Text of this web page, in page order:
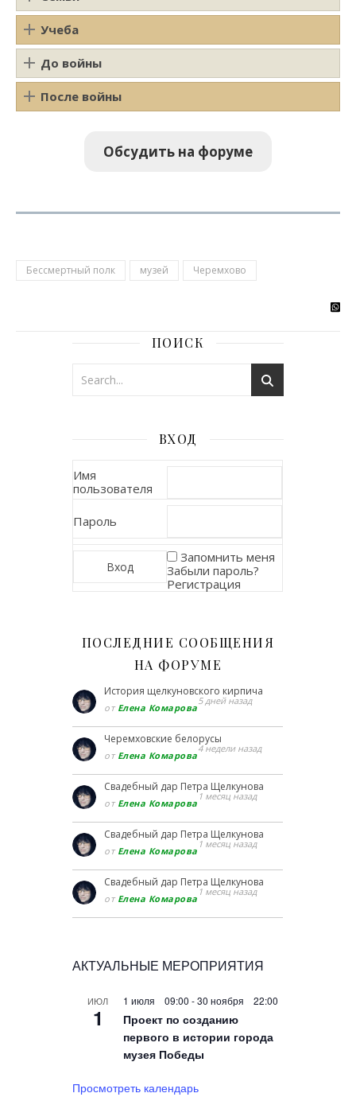
Учеба
До войны
После войны
Обсудить на форуме
Бессмертный полк музей Черемхово
ПОИСК
ВХОД
Имя
пользователя
Пароль
Запомнить меня
Забыли пароль?
Регистрация
ПОСЛЕДНИЕ СООБЩЕНИЯ
НА ФОРУМЕ
История щелкуновского кирпича
от Елена Комарова
5 дней назад
Черемховские белорусы
от Елена Комарова
4 недели назад
Свадебный дар Петра Щелкунова
от Елена Комарова
1 месяц назад
Свадебный дар Петра Щелкунова
от Елена Комарова
1 месяц назад
Свадебный дар Петра Щелкунова
от Елена Комарова
1 месяц назад
АКТУАЛЬНЫЕ МЕРОПРИЯТИЯ
ИЮЛ
1
1 июля 09:00 -30 ноября 22:00
Проект по созданию
первого в истории города
музея Победы
Просмотреть календарь